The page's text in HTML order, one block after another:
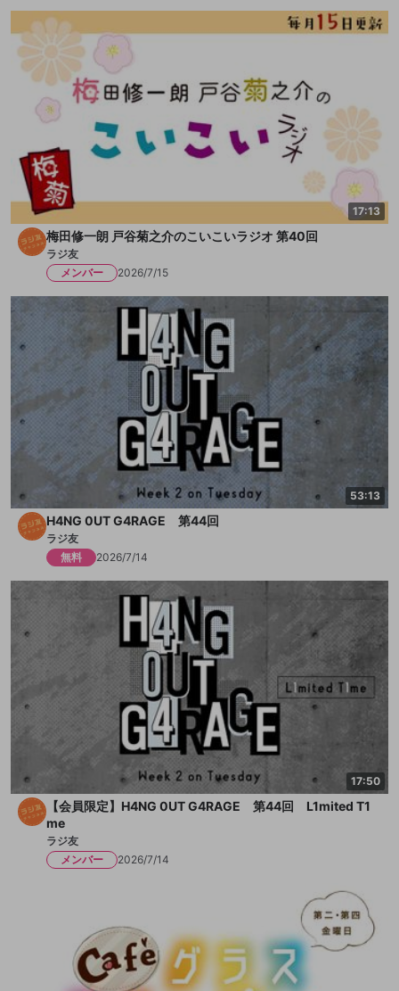
17:13
梅田修一朗 戸谷菊之介のこいこいラジオ 第40回
ラジ友
メンバー
2026/7/15
53:13
H4NG 0UT G4RAGE 第44回
ラジ友
無料
2026/7/14
17:50
【会員限定】H4NG 0UT G4RAGE 第44回 L1mited T1
me
ラジ友
メンバー
2026/7/14